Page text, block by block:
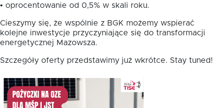
Oferta dla MSP
Oferta dla NGO/PES
Fundusz FKIS
• oprocentowanie od 0,5% w skali roku.
Cieszymy się, że wspólnie z BGK możemy wspierać
kolejne inwestycje przyczyniające się do transformacji
energetycznej Mazowsza.
Szczegóły oferty przedstawimy już wkrótce. Stay tuned!